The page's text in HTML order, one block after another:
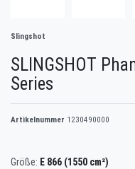
Slingshot
SLINGSHOT
Series
Artikelnummer 1230490000
Größe: E 866 (1550 cm²)